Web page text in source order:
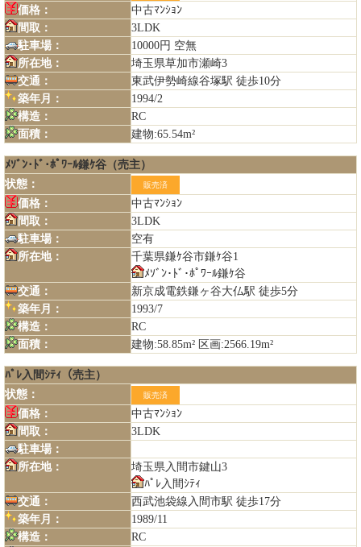
価格：
中古ﾏﾝｼｮﾝ
間取：
3LDK
駐車場：
10000円 空無
所在地：
埼玉県草加市瀬崎3
交通：
東武伊勢崎線谷塚駅 徒歩10分
築年月：
1994/2
構造：
RC
面積：
建物:65.54m²
ﾒｿﾞﾝ･ﾄﾞ･ﾎﾟﾜｰﾙ鎌ｹ谷（売主）
状態：
販売済
価格：
中古ﾏﾝｼｮﾝ
間取：
3LDK
駐車場：
空有
所在地：
千葉県鎌ｹ谷市鎌ｹ谷1
ﾒｿﾞﾝ･ﾄﾞ･ﾎﾟﾜｰﾙ鎌ｹ谷
交通：
新京成電鉄鎌ヶ谷大仏駅 徒歩5分
築年月：
1993/7
構造：
RC
面積：
建物:58.85m² 区画:2566.19m²
ﾊﾟﾚ入間ｼﾃｨ（売主）
状態：
販売済
価格：
中古ﾏﾝｼｮﾝ
間取：
3LDK
駐車場：
所在地：
埼玉県入間市鍵山3
ﾊﾟﾚ入間ｼﾃｨ
交通：
西武池袋線入間市駅 徒歩17分
築年月：
1989/11
構造：
RC